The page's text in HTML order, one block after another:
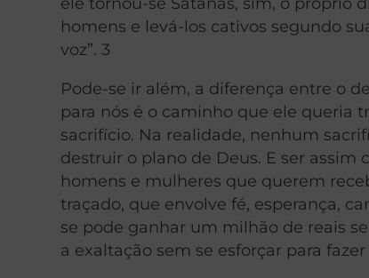
homens e levá-los cativos segundo
voz”. 3
Pode-se ir além, a diferença entre o
para nós é o caminho que ele queria
sacrifício. Na realidade, nenhum
destruir o plano de Deus. E ser
homens e mulheres que querem
traçado, que envolve fé, esperança,
se pode ganhar um milhão de reais
a exaltação sem se esforçar para